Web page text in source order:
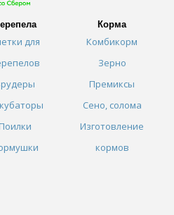
для
Корма
Комбикорм
Зерно
Премиксы
Сено, солома
Изготовление
кормов